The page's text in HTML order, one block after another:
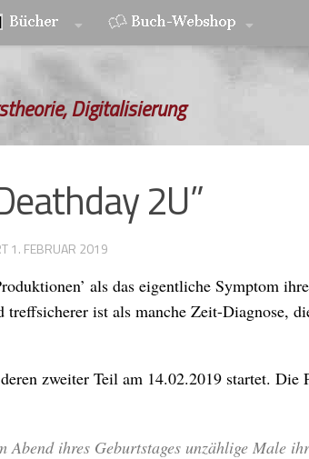
Digitalisierung
2U”
1. FEBRUAR 2019
als das eigentliche Symptom
ist als manche Zeit-Diagnose,
zweiter Teil am 14.02.2019 startet. Die
Abend ihres Geburtstages unzählige Male